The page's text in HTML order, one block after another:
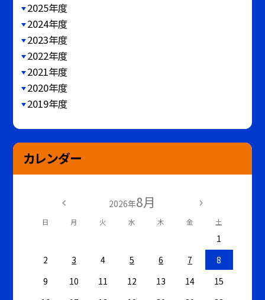
2025年度
2024年度
2023年度
2022年度
2021年度
2020年度
2019年度
カレンダー
2026年8月
日 月 火 水 木 金 土
1
2
3 4 5 6 7
8
9
10 11 12 13 14
15